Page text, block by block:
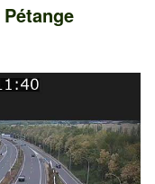
Pétange